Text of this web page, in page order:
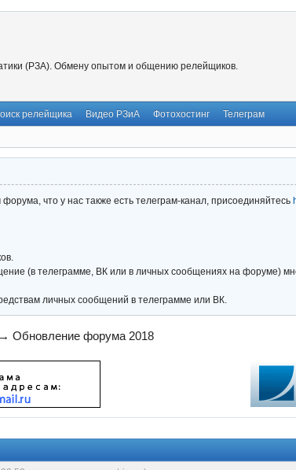
(РЗА). Обмену опытом и общению релейщиков.
релейщика Видео РЗиА Фотохостинг Телеграм
что у нас также есть телеграм-канал, присоединяйтесь
(в телеграмме, ВК или в личных сообщениях на форуме)
личных сообщений в телеграмме или ВК.
Обновление форума 2018